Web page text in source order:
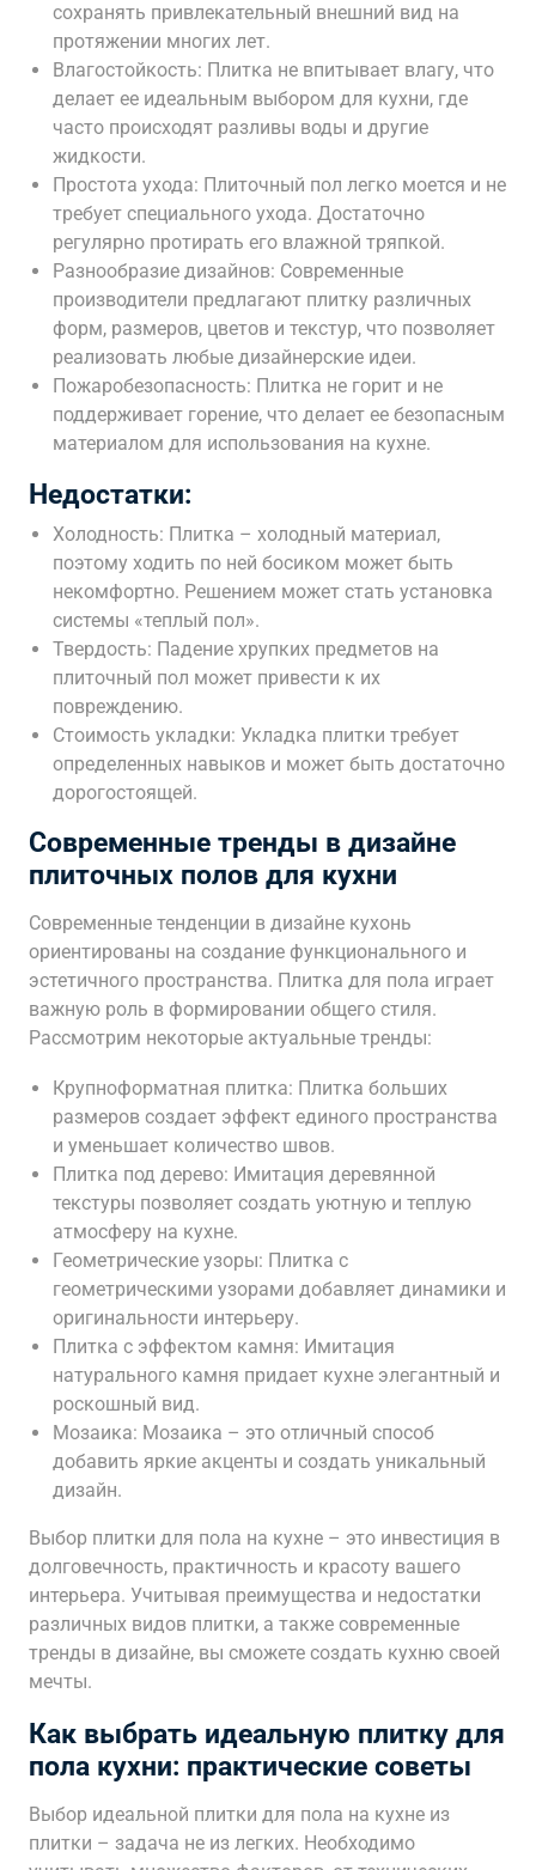
сохранять привлекательный внешний вид на
протяжении многих лет.
Влагостойкость: Плитка не впитывает влагу, что
делает ее идеальным выбором для кухни, где
часто происходят разливы воды и другие
жидкости.
Простота ухода: Плиточный пол легко моется и не
требует специального ухода. Достаточно
регулярно протирать его влажной тряпкой.
Разнообразие дизайнов: Современные
производители предлагают плитку различных
форм, размеров, цветов и текстур, что позволяет
реализовать любые дизайнерские идеи.
Пожаробезопасность: Плитка не горит и не
поддерживает горение, что делает ее безопасным
материалом для использования на кухне.
Недостатки:
Холодность: Плитка – холодный материал,
поэтому ходить по ней босиком может быть
некомфортно. Решением может стать установка
системы «теплый пол».
Твердость: Падение хрупких предметов на
плиточный пол может привести к их
повреждению.
Стоимость укладки: Укладка плитки требует
определенных навыков и может быть достаточно
дорогостоящей.
Современные тренды в дизайне
плиточных полов для кухни
Современные тенденции в дизайне кухонь
ориентированы на создание функционального и
эстетичного пространства. Плитка для пола играет
важную роль в формировании общего стиля.
Рассмотрим некоторые актуальные тренды:
Крупноформатная плитка: Плитка больших
размеров создает эффект единого пространства
и уменьшает количество швов.
Плитка под дерево: Имитация деревянной
текстуры позволяет создать уютную и теплую
атмосферу на кухне.
Геометрические узоры: Плитка с
геометрическими узорами добавляет динамики и
оригинальности интерьеру.
Плитка с эффектом камня: Имитация
натурального камня придает кухне элегантный и
роскошный вид.
Мозаика: Мозаика – это отличный способ
добавить яркие акценты и создать уникальный
дизайн.
Выбор плитки для пола на кухне – это инвестиция в
долговечность, практичность и красоту вашего
интерьера. Учитывая преимущества и недостатки
различных видов плитки, а также современные
тренды в дизайне, вы сможете создать кухню своей
мечты.
Как выбрать идеальную плитку для
пола кухни: практические советы
Выбор идеальной плитки для пола на кухне из
плитки – задача не из легких. Необходимо